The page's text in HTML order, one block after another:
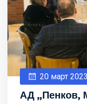
20 март 2023
АД „Пенков,